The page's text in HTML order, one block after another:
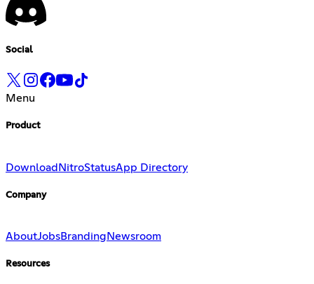
Social
Menu
Product
DownloadNitroStatusApp Directory
Company
AboutJobsBranding Newsroom
Resources